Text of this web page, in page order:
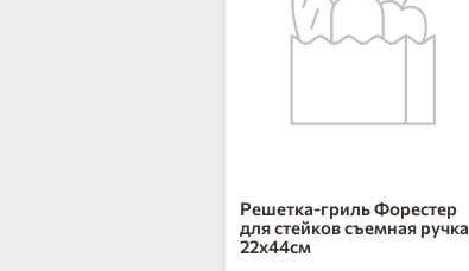
нет в наличии
Решетка-гриль Форестер
для стейков съемная ручка
22х44см